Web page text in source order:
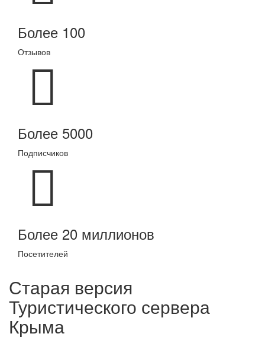
Более 100
Отзывов
Более 5000
Подписчиков
Более 20 миллионов
Посетителей
Старая версия
Туристического сервера
Крыма